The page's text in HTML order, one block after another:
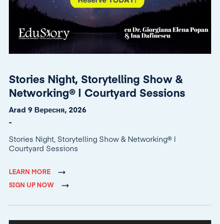
Stories Night, Storytelling Show &
Networking® | Courtyard Sessions
Arad 9 Вересня, 2026
-
Stories Night, Storytelling Show & Networking® |
Courtyard Sessions
LEARN MORE
SIGN UP NOW